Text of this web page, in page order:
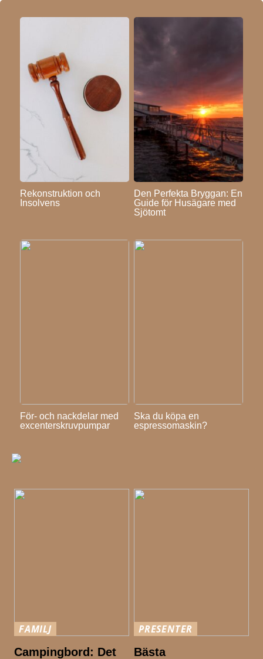
Rekonstruktion och
Insolvens
Den Perfekta Bryggan: En
Guide för Husägare med
Sjötomt
För- och nackdelar med
excenterskruvpumpar
Ska du köpa en
espressomaskin?
FAMILJ
Campingbord: Det
PRESENTER
Bästa